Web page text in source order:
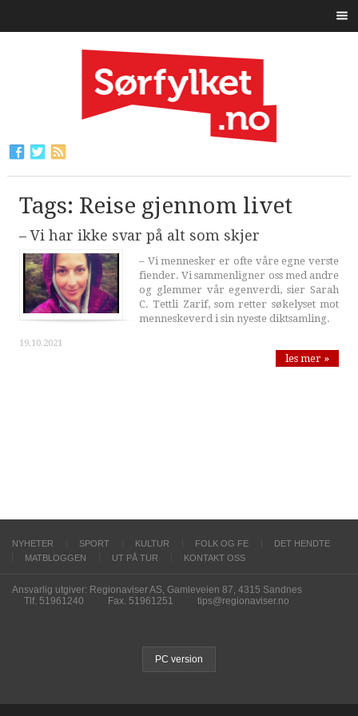
Tags: Reise gjennom livet
– Vi har ikke svar på alt som skjer
– Vi mennesker er ofte våre egne verste
fiender. Vi sammenligner oss med andre
og glemmer vår egenverdi, sier Sarah
C. Tettli Zarif, som retter søkelyset mot
menneskeverd i sin nyeste diktsamling.
19.10.2021
les mer »
NYHETER SPORT KULTUR FOLK OG FE
DET HENDTE
MATBLOGGEN
UT PÅ TUR KONTAKT OSS
Ansvarlig utgiver: Regionaviser AS, Gamleveien 87, 4315 Sandnes
Tlf. 51961240
Fax. 51961251 tips@regionaviser.no
PC version